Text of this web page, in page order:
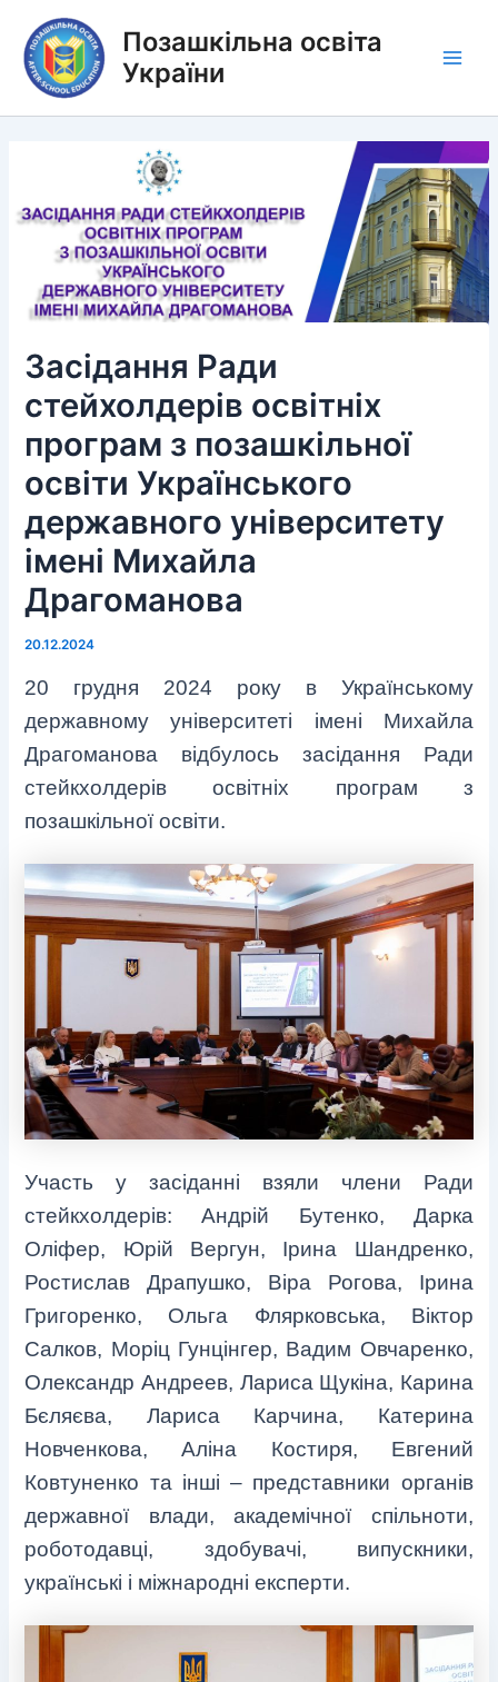
вмісту
Позашкільна освіта
України
Засідання Ради
стейхолдерів освітніх
програм з позашкільної
освіти Українського
державного університету
імені Михайла
Драгоманова
20.12.2024
20 грудня 2024 року в Українському
державному університеті імені Михайла
Драгоманова відбулось засідання Ради
стейкхолдерів освітніх програм з
позашкільної освіти.
Участь у засіданні взяли члени Ради
стейкхолдерів: Андрій Бутенко, Дарка
Оліфер, Юрій Вергун, Ірина Шандренко,
Ростислав Драпушко, Віра Рогова, Ірина
Григоренко, Ольга Флярковська, Віктор
Салков, Моріц Гунцінгер, Вадим Овчаренко,
Олександр Андреев, Лариса Щукіна, Карина
Бєляєва, Лариса Карчина, Катерина
Новченкова, Аліна Костиря, Евгений
Ковтуненко та інші – представники органів
державної влади, академічної спільноти,
роботодавці, здобувачі, випускники,
українські і міжнародні експерти.